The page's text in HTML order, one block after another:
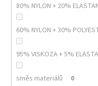
80% NYLON + 20%
60% NYLON + 30%
95% VISKOZA + 5%
směs materiálů 0